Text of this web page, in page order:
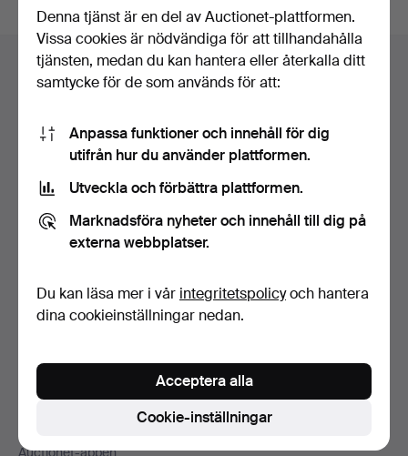
Sidfotsnavigation
Hjälp och kontakt
Kontakta support
Betalningsalternativ
Sociala medier
Auctionet
Press
Lediga jobb
Auctionets garanti
Mer från Auctionet
Auctionet-appen
Denna tjänst är en del av Auctionet-plattformen.
Vissa cookies är nödvändiga för att tillhandahålla
tjänsten, medan du kan hantera eller återkalla ditt
samtycke för de som används för att:
Anpassa funktioner och innehåll för dig
utifrån hur du använder plattformen.
Utveckla och förbättra plattformen.
Marknadsföra nyheter och innehåll till dig på
externa webbplatser.
Du kan läsa mer i vår integritetspolicyoch hantera
dina cookieinställningar nedan.
Cookie-inställningar
Acceptera alla